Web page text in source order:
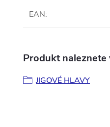
EAN:
Produkt
JIGOVÉ HLAVY